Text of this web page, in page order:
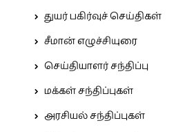
துயர் பகிர்வுச் செய்திகள்
சீமான் எழுச்சியுரை
செய்தியாளர் சந்திப்பு
மக்கள் சந்திப்புகள்
அரசியல் சந்திப்புகள்